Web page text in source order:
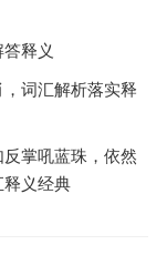
释义
词汇解析落实释
掌吼蓝珠，依然
义经典